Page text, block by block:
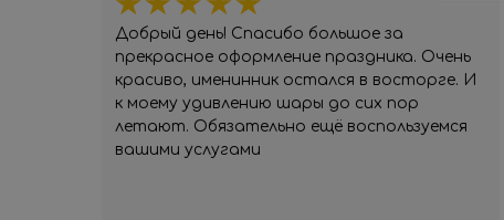
Добрый день! Спасибо большое за
прекрасное оформление праздника. Очень
красиво, именинник остался в восторге. И
к моему удивлению шары до сих пор
летают. Обязательно ещё воспользуемся
вашими услугами